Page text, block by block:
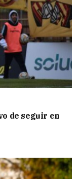
de seguir en